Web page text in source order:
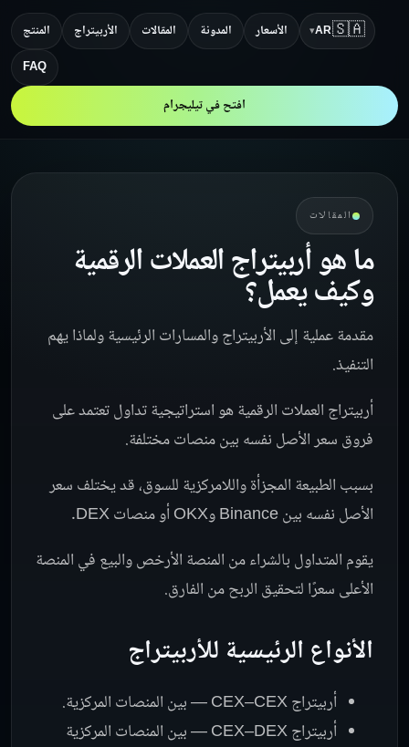
🇸🇦
AR
▾ الأسعار المدونة المقالات الأربيتراج
المنتج
FAQ
افتح في تيليجرام
المقالات
ما هو أربيتراج العملات الرقمية
وكيف يعمل؟
مقدمة عملية إلى الأربيتراج والمسارات الرئيسية ولماذا يهم
التنفيذ.
أربيتراج العملات الرقمية هو استراتيجية تداول تعتمد على
فروق سعر الأصل نفسه بين منصات مختلفة.
بسبب الطبيعة المجزأة واللامركزية للسوق، قد يختلف سعر
الأصل نفسه بين Binance وOKX أو منصات DEX.
يقوم المتداول بالشراء من المنصة الأرخص والبيع في المنصة
الأعلى سعرًا لتحقيق الربح من الفارق.
الأنواع الرئيسية للأربيتراج
أربيتراج CEX–CEX — بين المنصات المركزية.
أربيتراج CEX–DEX — بين المنصات المركزية